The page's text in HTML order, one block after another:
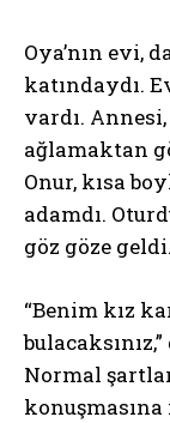
Oya’nın evi,
katındaydı.
vardı.
ağlamaktan
Onur, kısa
adamdı.
göz göze
“Benim kız
Normal
konuşmasına